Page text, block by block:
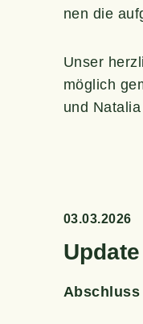
nen die
Unser
mög­lich
und
03.03.2026
Update
Abschluss